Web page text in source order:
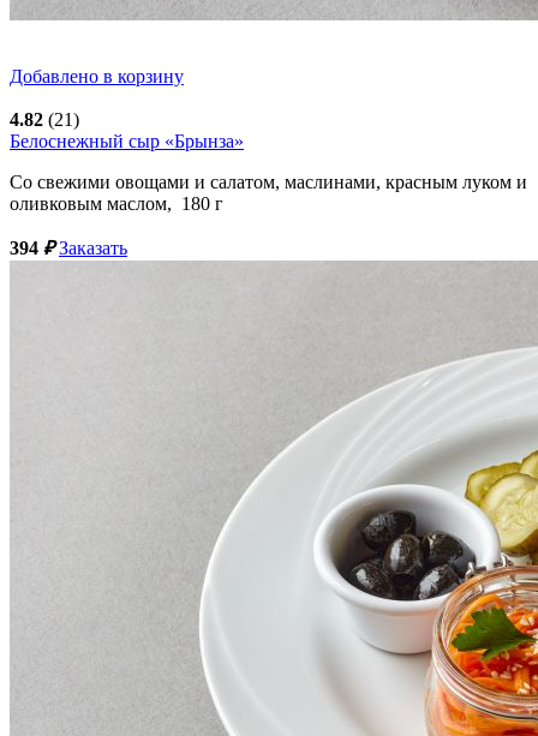
Добавлено в корзину
4.82 (21)
Белоснежный сыр «Брынза»
Со свежими овощами и салатом, маслинами, красным луком и
оливковым маслом, 180 г
394 ₽ Заказать